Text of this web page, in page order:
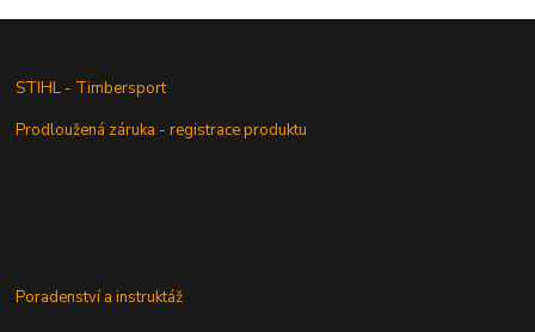
STIHL - Timbersport
Prodloužená záruka - registrace produktu
Poradenství a instruktáž